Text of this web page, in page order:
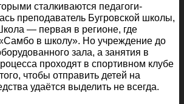
сталкиваются педагоги-
преподаватель Бугровской школы,
— первая в регионе, где
в школу». Но учреждение до
зала, а занятия в
проходят в спортивном клубе
чтобы отправить детей на
удаётся выделить не всегда.